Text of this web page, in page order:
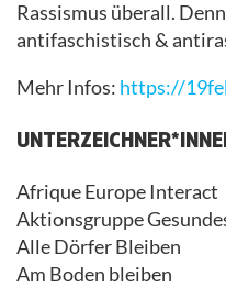
Rassismus überall.
antifaschistisch &
Mehr Infos: https://
Afrique Europe Interact
Aktionsgruppe
Alle Dörfer Bleiben
Am Boden bleiben